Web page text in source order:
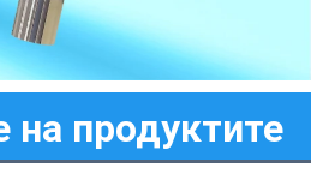
на продуктите